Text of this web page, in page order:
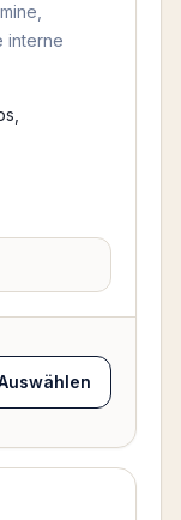
interne